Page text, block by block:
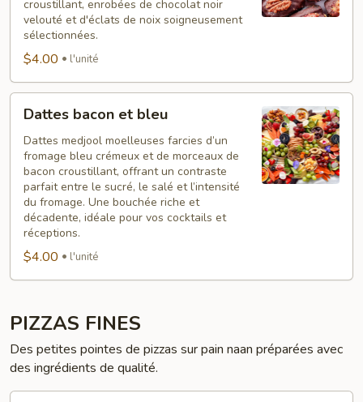
croustillant, enrobées de chocolat noir
velouté et d'éclats de noix soigneusement
sélectionnées.
$4.00 l'unité
bacon
bleu
Dattes bacon et bleu
Dattes medjool moelleuses farcies d’un
fromage bleu crémeux et de morceaux de
bacon croustillant, offrant un contraste
parfait entre le sucré, le salé et l’intensité
du fromage. Une bouchée riche et
décadente, idéale pour vos cocktails et
réceptions.
$4.00 l'unité
PIZZAS FINES
Des petites pointes de pizzas sur pain naan préparées avec
des ingrédients de qualité.